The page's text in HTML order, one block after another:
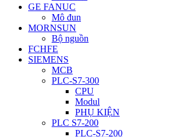
GE FANUC
Mô đun
MORNSUN
Bộ nguồn
FCHFE
SIEMENS
MCB
PLC-S7-300
CPU
Modul
PHỤ KIỆN
PLC S7-200
PLC-S7-200